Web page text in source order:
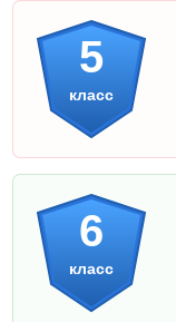
5
класс
6
класс